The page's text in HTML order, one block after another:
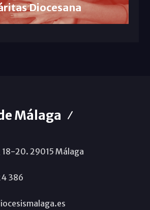
Diocesana
Málaga
18-20. 29015 Málaga
386